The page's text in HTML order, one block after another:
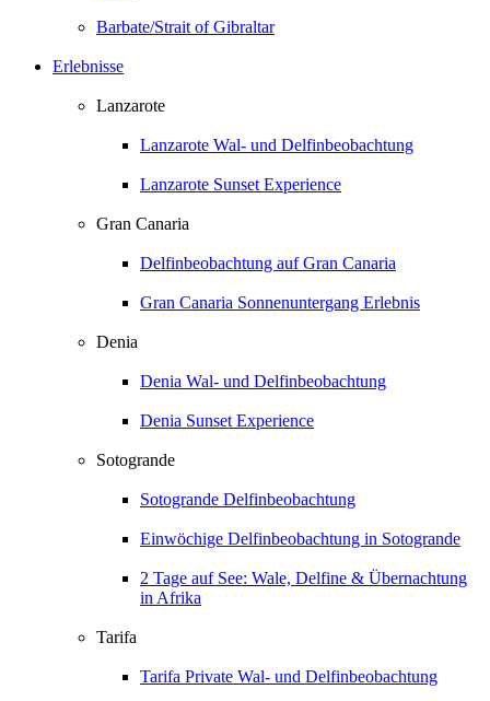
Barbate/Strait of Gibraltar
Erlebnisse
Lanzarote
Lanzarote Wal- und Delfinbeobachtung
Lanzarote Sunset Experience
Gran Canaria
Delfinbeobachtung auf Gran Canaria
Gran Canaria Sonnenuntergang Erlebnis
Denia
Denia Wal- und Delfinbeobachtung
Denia Sunset Experience
Sotogrande
Sotogrande Delfinbeobachtung
Einwöchige Delfinbeobachtung in Sotogrande
2 Tage auf See: Wale, Delfine & Übernachtung
in Afrika
Tarifa
Tarifa Private Wal- und Delfinbeobachtung